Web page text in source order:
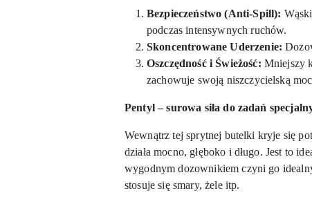
Bezpieczeństwo (Anti-Spill):
podczas intensywnych ruchów.
Skoncentrowane Uderzenie:
Oszczędność i Świeżość: Mniejszy
zachowuje swoją niszczycielską moc
Pentyl – surowa siła do zadań
Wewnątrz tej sprytnej butelki kryje się
działa mocno, głęboko i długo. Jest to
wygodnym dozownikiem czyni go
stosuje się smary, żele itp.